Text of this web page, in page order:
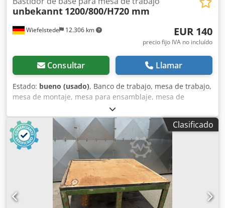
Wiefelstede 12.306 km
unbekannt 1200/800/H720 mm
EUR 140
precio fijo IVA no incluído
Consultar Llamar
Estado: bueno (usado), Banco de trabajo, mesa de trabajo,
mesa de montaje, mesa para ensamblaje, mesa de
operaciones, estructura de soporte Cjdpfezru Tmox Ah
Isha -Estructura de soporte: mesa de trabajo con
estructura tubular y placas de montaje para ruedas
giratorias -Ancho: 1200 mm -Profundidad: 800 mm -Altura:
720 mm -Cantidad: 1 banco de trabajo disponible -Peso: 29
Clasificado